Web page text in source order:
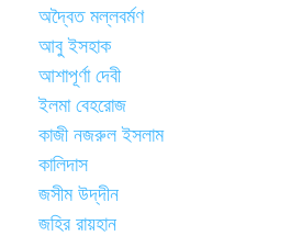
অদ্বৈত মল্লবর্মণ
আবু ইসহাক
আশাপূর্ণা দেবী
ইলমা বেহরোজ
কাজী নজরুল ইসলাম
কালিদাস
জসীম উদ্‌দীন
জহির রায়হান